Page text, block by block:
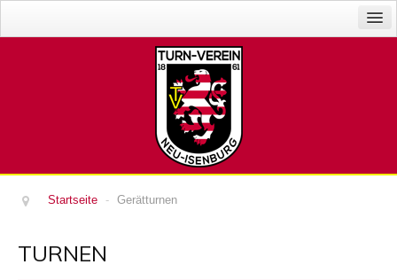
Sponsoren
Login
Startseite - Gerätturnen
TURNEN